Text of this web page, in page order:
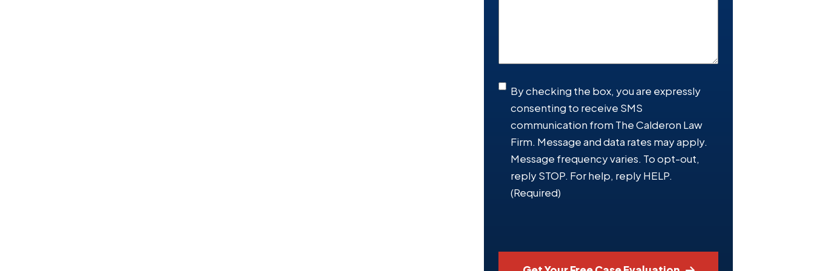
SMS
Consent(Required)
By checking the box, you are expressly
consenting to receive SMS
communication from The Calderon Law
Firm. Message and data rates may apply.
Message frequency varies. To opt-out,
reply STOP. For help, reply HELP.
(Required)